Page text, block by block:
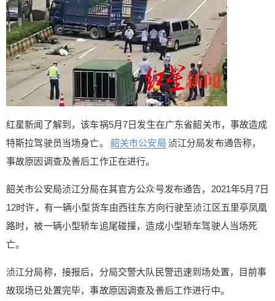
红星新闻了解到，该车祸5月7日发生在广东省韶关市，事故造成
特斯拉驾驶员当场身亡。
韶关市公安局 浈江分局发布通告称，
事故原因调查及善后工作正在进行。
韶关市公安局浈江分局在其官方公众号发布通告，2021年5月7日
12时许，有一辆小型货车由西往东方向行驶至浈江区五里亭凤凰
路时，被一辆小型轿车追尾碰撞，造成小型轿车驾驶人当场死
亡。
浈江分局称，接报后，分局交警大队民警迅速到场处置，目前事
故现场已处置完毕，事故原因调查及善后工作进行中。
多年。5月8日，韶关市公安局负责宣传的工作人员
回应说，以官方通报为准，没有证实或证伪。 韶关
市殡仪馆工作人员向红星新闻记者证实，该殡仪馆
昨天确实收到一名因车祸致死的死者，名字就叫康
志坚，60多岁。 根据官方报道，红星新闻检索发
现，康志坚于2006年至2017年期间，曾以韶关市公
安局副局长的身份参加公务活动。 0 收藏